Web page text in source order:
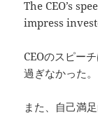
The CEO’s
impress
CEOのスピー
過ぎなかった。
また、自己満